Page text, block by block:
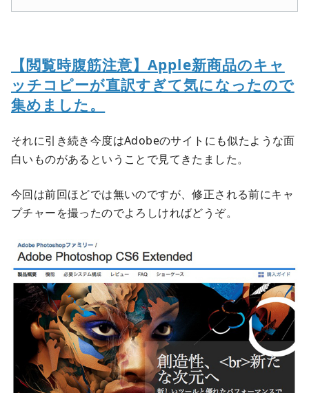
【閲覧時腹筋注意】Apple新商品のキャ
ッチコピーが直訳すぎて気になったので
集めました。
それに引き続き今度はAdobeのサイトにも似たような面
白いものがあるということで見てきたました。
今回は前回ほどでは無いのですが、修正される前にキャ
プチャーを撮ったのでよろしければどうぞ。